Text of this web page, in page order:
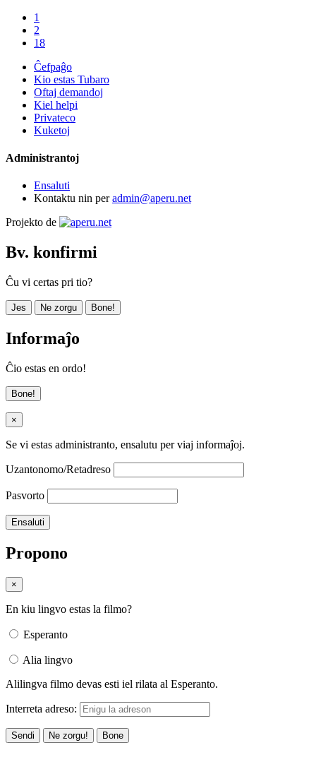
1
2
18
Ĉefpaĝo
Kio estas Tubaro
Oftaj demandoj
Kiel helpi
Privateco
Kuketoj
Administrantoj
Ensaluti
Kontaktu nin peradmin@aperu.net
Projekto de
Bv. konfirmi
Ĉu vi certas pri tio?
Jes Ne zorgu Bone!
Informaĵo
Ĉio estas en ordo!
Bone!
×
Se vi estas administranto, ensalutu per viaj informaĵoj.
Uzantonomo/Retadreso
Pasvorto
Propono
×
En kiu lingvo estas la filmo?
Esperanto
Alia lingvo
Alilingva filmo devas esti iel rilata al Esperanto.
Interreta adreso:
Sendi Ne zorgu! Bone